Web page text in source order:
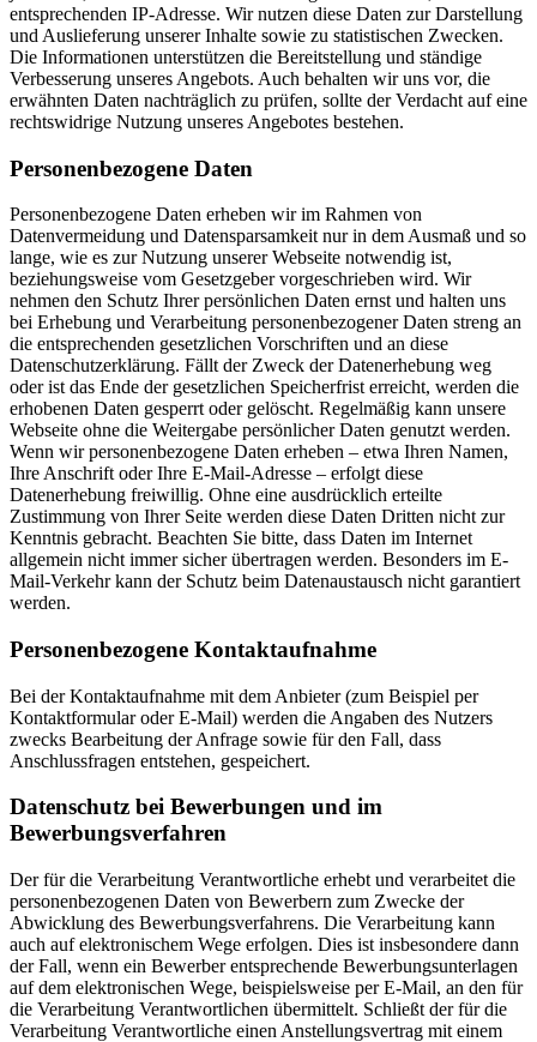
entsprechenden IP-Adresse. Wir nutzen diese Daten zur Darstellung
und Auslieferung unserer Inhalte sowie zu statistischen Zwecken.
Die Informationen unterstützen die Bereitstellung und ständige
Verbesserung unseres Angebots. Auch behalten wir uns vor, die
erwähnten Daten nachträglich zu prüfen, sollte der Verdacht auf eine
rechtswidrige Nutzung unseres Angebotes bestehen.
Personenbezogene Daten
Personenbezogene Daten erheben wir im Rahmen von
Datenvermeidung und Datensparsamkeit nur in dem Ausmaß und so
lange, wie es zur Nutzung unserer Webseite notwendig ist,
beziehungsweise vom Gesetzgeber vorgeschrieben wird. Wir
nehmen den Schutz Ihrer persönlichen Daten ernst und halten uns
bei Erhebung und Verarbeitung personenbezogener Daten streng an
die entsprechenden gesetzlichen Vorschriften und an diese
Datenschutzerklärung. Fällt der Zweck der Datenerhebung weg
oder ist das Ende der gesetzlichen Speicherfrist erreicht, werden die
erhobenen Daten gesperrt oder gelöscht. Regelmäßig kann unsere
Webseite ohne die Weitergabe persönlicher Daten genutzt werden.
Wenn wir personenbezogene Daten erheben – etwa Ihren Namen,
Ihre Anschrift oder Ihre E-Mail-Adresse – erfolgt diese
Datenerhebung freiwillig. Ohne eine ausdrücklich erteilte
Zustimmung von Ihrer Seite werden diese Daten Dritten nicht zur
Kenntnis gebracht. Beachten Sie bitte, dass Daten im Internet
allgemein nicht immer sicher übertragen werden. Besonders im E-
Mail-Verkehr kann der Schutz beim Datenaustausch nicht garantiert
werden.
Personenbezogene Kontaktaufnahme
Bei der Kontaktaufnahme mit dem Anbieter (zum Beispiel per
Kontaktformular oder E-Mail) werden die Angaben des Nutzers
zwecks Bearbeitung der Anfrage sowie für den Fall, dass
Anschlussfragen entstehen, gespeichert.
Datenschutz bei Bewerbungen und im
Bewerbungsverfahren
Der für die Verarbeitung Verantwortliche erhebt und verarbeitet die
personenbezogenen Daten von Bewerbern zum Zwecke der
Abwicklung des Bewerbungsverfahrens. Die Verarbeitung kann
auch auf elektronischem Wege erfolgen. Dies ist insbesondere dann
der Fall, wenn ein Bewerber entsprechende Bewerbungsunterlagen
auf dem elektronischen Wege, beispielsweise per E-Mail, an den für
die Verarbeitung Verantwortlichen übermittelt. Schließt der für die
Verarbeitung Verantwortliche einen Anstellungsvertrag mit einem